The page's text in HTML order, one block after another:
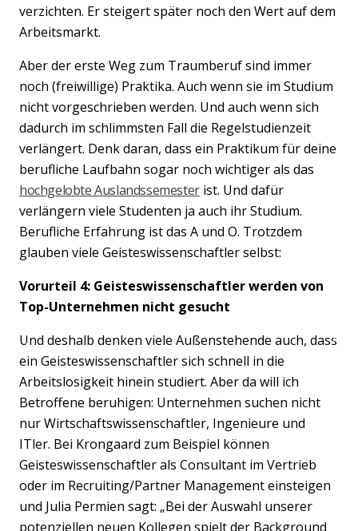
Previous Next
verzichten. Er steigert später noch den Wert auf dem
Arbeitsmarkt.
Aber der erste Weg zum Traumberuf sind immer
noch (freiwillige) Praktika. Auch wenn sie im Studium
nicht vorgeschrieben werden. Und auch wenn sich
dadurch im schlimmsten Fall die Regelstudienzeit
verlängert. Denk daran, dass ein Praktikum für deine
berufliche Laufbahn sogar noch wichtiger als das
hochgelobte Auslandssemesterist. Und dafür
verlängern viele Studenten ja auch ihr Studium.
Berufliche Erfahrung ist das A und O. Trotzdem
glauben viele Geisteswissenschaftler selbst:
Vorurteil 4: Geisteswissenschaftler werden von
Top-Unternehmen nicht gesucht
Und deshalb denken viele Außenstehende auch, dass
ein Geisteswissenschaftler sich schnell in die
Arbeitslosigkeit hinein studiert. Aber da will ich
Betroffene beruhigen: Unternehmen suchen nicht
nur Wirtschaftswissenschaftler, Ingenieure und
ITler. Bei Krongaard zum Beispiel können
Geisteswissenschaftler als Consultant im Vertrieb
oder im Recruiting/Partner Management einsteigen
und Julia Permien sagt: „Bei der Auswahl unserer
potenziellen neuen Kollegen spielt der Background